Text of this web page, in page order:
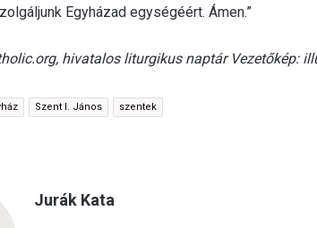
Egyházad egységéért. Ámen.”
hivatalos liturgikus naptár Vezetőkép:
Szent I. János szentek
Jurák Kata